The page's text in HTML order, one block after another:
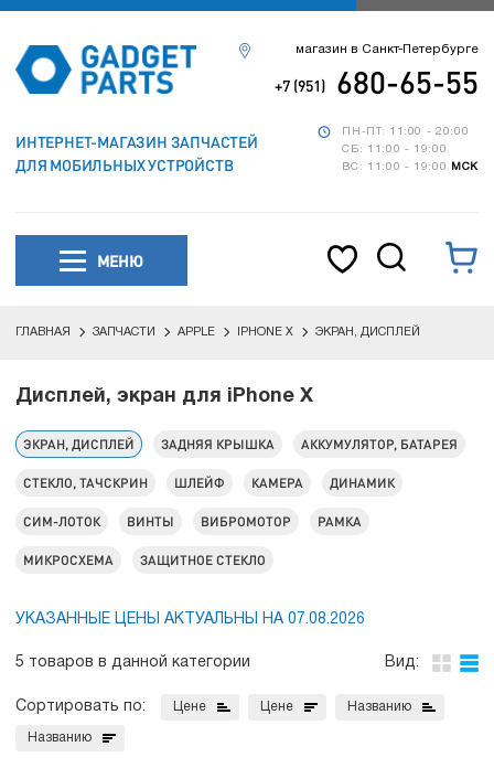
ИНТЕРНЕТ-МАГАЗИН ЗАПЧАСТЕЙ
ДЛЯ МОБИЛЬНЫХ УСТРОЙСТВ
ПН-ПТ: 11:00 - 20:00
СБ: 11:00 - 19:00
ВС: 11:00 - 19:00
МСК
магазин в Санкт-Петербурге
+7 (951) 680-65-55
МЕНЮ
ГЛАВНАЯ ЗАПЧАСТИ APPLE IPHONE X ЭКРАН, ДИСПЛЕЙ
Дисплей, экран для iPhone X
ЭКРАН, ДИСПЛЕЙ ЗАДНЯЯ КРЫШКА АККУМУЛЯТОР, БАТАРЕЯ
СТЕКЛО, ТАЧСКРИН ШЛЕЙФ КАМЕРА ДИНАМИК
СИМ-ЛОТОК ВИНТЫ ВИБРОМОТОР РАМКА
МИКРОСХЕМА ЗАЩИТНОЕ СТЕКЛО
УКАЗАННЫЕ ЦЕНЫ АКТУАЛЬНЫ НА 07.08.2026
5 товаров в данной категории Вид:
Сортировать по: Цене Цене Названию
Названию